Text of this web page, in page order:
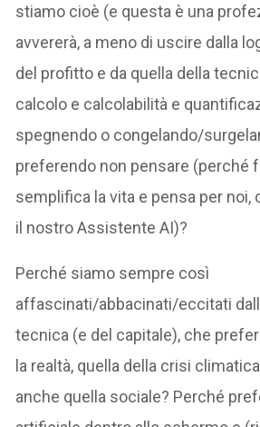
stiamo cioè (e questa è una
avvererà, a meno di uscire dalla
del profitto e da quella della
calcolo e calcolabilità e
spegnendo o congelando/
preferendo non pensare (perché
semplifica la vita e pensa per
il nostro Assistente AI)?
Perché siamo sempre così
affascinati/abbacinati/eccitati
tecnica (e del capitale), che
la realtà, quella della crisi
anche quella sociale? Perché